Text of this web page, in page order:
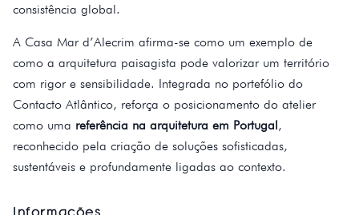
consistência global.
A Casa Mar d’Alecrim afirma-se como um exemplo de
como a arquitetura paisagista pode valorizar um território
com rigor e sensibilidade. Integrada no portefólio do
Contacto Atlântico, reforça o posicionamento do atelier
como uma referência na arquitetura em Portugal,
reconhecido pela criação de soluções sofisticadas,
sustentáveis e profundamente ligadas ao contexto.